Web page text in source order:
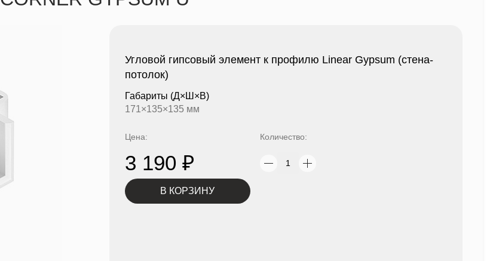
Угловой гипсовый элемент к профилю Linear Gypsum (стена-
потолок)
Габариты (Д×Ш×В)
171×135×135 мм
Цена:
3 190 ₽
Количество:
В КОРЗИНУ